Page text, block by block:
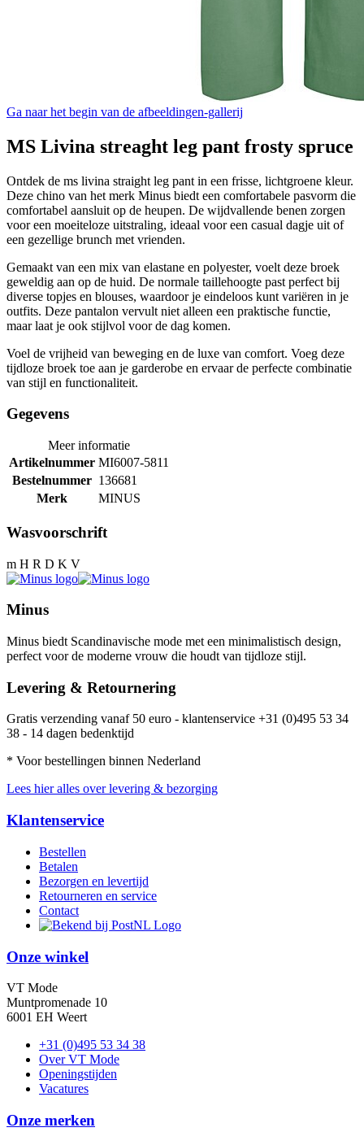
Ga naar het begin van de afbeeldingen-gallerij
MS Livina streaght leg pant frosty spruce
Ontdek de ms livina straight leg pant in een frisse, lichtgroene kleur.
Deze chino van het merk Minus biedt een comfortabele pasvorm die
comfortabel aansluit op de heupen. De wijdvallende benen zorgen
voor een moeiteloze uitstraling, ideaal voor een casual dagje uit of
een gezellige brunch met vrienden.
Gemaakt van een mix van elastane en polyester, voelt deze broek
geweldig aan op de huid. De normale taillehoogte past perfect bij
diverse topjes en blouses, waardoor je eindeloos kunt variëren in je
outfits. Deze pantalon vervult niet alleen een praktische functie,
maar laat je ook stijlvol voor de dag komen.
Voel de vrijheid van beweging en de luxe van comfort. Voeg deze
tijdloze broek toe aan je garderobe en ervaar de perfecte combinatie
van stijl en functionaliteit.
Gegevens
Meer informatie
Artikelnummer MI6007-5811
Bestelnummer 136681
Merk
MINUS
Wasvoorschrift
m H R D K V
Minus
Minus biedt Scandinavische mode met een minimalistisch design,
perfect voor de moderne vrouw die houdt van tijdloze stijl.
Levering & Retournering
Gratis verzending vanaf 50 euro - klantenservice +31 (0)495 53 34
38 - 14 dagen bedenktijd
* Voor bestellingen binnen Nederland
Lees hier alles over levering & bezorging
Klantenservice
Bestellen
Betalen
Bezorgen en levertijd
Retourneren en service
Contact
Onze winkel
VT Mode
Muntpromenade 10
6001 EH Weert
+31 (0)495 53 34 38
Over VT Mode
Openingstijden
Vacatures
Onze merken